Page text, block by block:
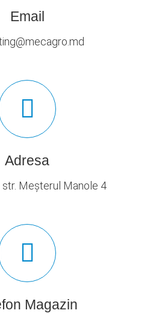
Email
Adresa
str. Meșterul Manole 4
Magazin